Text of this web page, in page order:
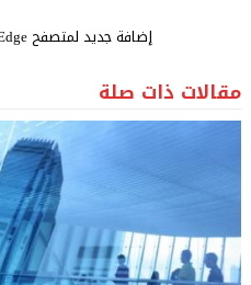
إضافة جديد لمتصفح Edge تمنحه خاصية مكافحة الفيروسات
مقالات ذات صلة